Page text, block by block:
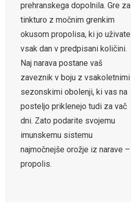
prehranskega dopolnila. Gre za
tinkturo z močnim grenkim
okusom propolisa, ki jo uživate
vsak dan v predpisani količini.
Naj narava postane vaš
zaveznik v boju z vsakoletnimi
sezonskimi obolenji, ki vas na
posteljo priklenejo tudi za vač
dni. Zato podarite svojemu
imunskemu sistemu
najmočnejše orožje iz narave –
propolis.